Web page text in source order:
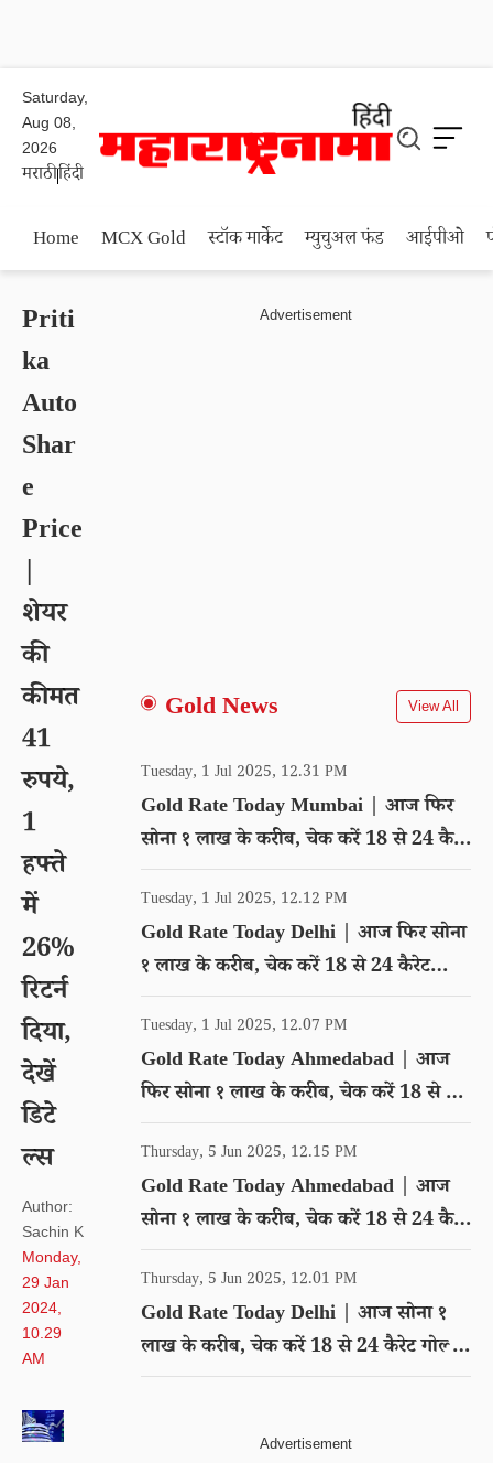
Saturday,
Aug 08,
2026
मराठीहिंदी
Home MCX Gold स्टॉक मार्केट म्युचुअल फंड आईपीओ
Priti
ka
Auto
Shar
e
Price
|
शेयर
की
कीमत
41
रुपये,
1
हफ्ते
में
26%
रिटर्न
दिया,
देखें
डिटे
ल्स
Author:
Sachin K
Monday,
29 Jan
2024,
10.29
AM
Gold News View All
Tuesday, 1 Jul 2025, 12.31 PM
Gold Rate Today Mumbai | आज फिर
सोना १ लाख के करीब, चेक करें 18 से 24 कैरेट
गोल्ड का रेट
Tuesday, 1 Jul 2025, 12.12 PM
Gold Rate Today Delhi | आज फिर सोना
१ लाख के करीब, चेक करें 18 से 24 कैरेट
गोल्ड का रेट
Tuesday, 1 Jul 2025, 12.07 PM
Gold Rate Today Ahmedabad | आज
फिर सोना १ लाख के करीब, चेक करें 18 से 24
कैरेट गोल्ड का रेट
Thursday, 5 Jun 2025, 12.15 PM
Gold Rate Today Ahmedabad | आज
सोना १ लाख के करीब, चेक करें 18 से 24 कैरेट
गोल्ड का रेट
Thursday, 5 Jun 2025, 12.01 PM
Gold Rate Today Delhi | आज सोना १
लाख के करीब, चेक करें 18 से 24 कैरेट गोल्ड
का रेट